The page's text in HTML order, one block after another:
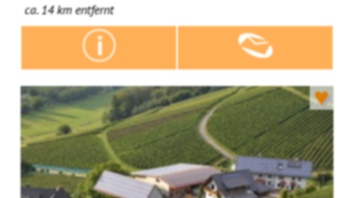
ca. 14 km entfernt
♥